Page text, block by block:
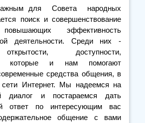
для Совета народных
поиск и совершенствование
эффективность
деятельности. Среди них -
доступности,
которые и нам помогают
средства общения, в
сети Интернет. Мы надеемся на
диалог и постараемся дать
ответ по интересующим вас
общение с вами